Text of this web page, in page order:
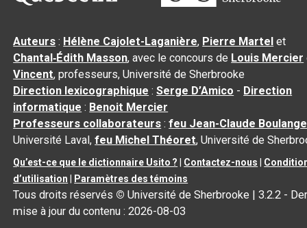
Auteurs : Hélène Cajolet-Laganière, Pierre Martel et
Chantal‑Édith Masson, avec le concours de Louis Mercier
Vincent, professeurs, Université de Sherbrooke
Direction lexicographique :Serge D’Amico - Direction
informatique : Benoit Mercier
Professeurs collaborateurs :feu Jean-Claude
Université Laval,feu Michel Théoret, Université de
Qu’est-ce que le dictionnaire Usito ? Contactez-nous
d’utilisation
Paramètres des témoins
Tous droits réservés © Université de Sherbrooke |3.2.2 -
mise à jour du contenu :2026-08-03